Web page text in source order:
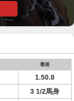
着差
1.50.8
3 1/2馬身